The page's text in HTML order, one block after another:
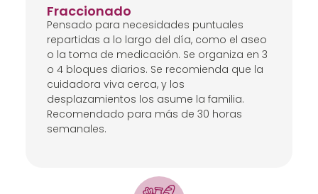
Fraccionado
Pensado para necesidades puntuales
repartidas a lo largo del día, como el aseo
o la toma de medicación. Se organiza en 3
o 4 bloques diarios. Se recomienda que la
cuidadora viva cerca, y los
desplazamientos los asume la familia.
Recomendado para más de 30 horas
semanales.